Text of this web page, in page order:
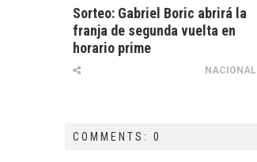
Sorteo: Gabriel Boric abrirá la
franja de segunda vuelta en
horario prime
NACIONAL
COMMENTS: 0